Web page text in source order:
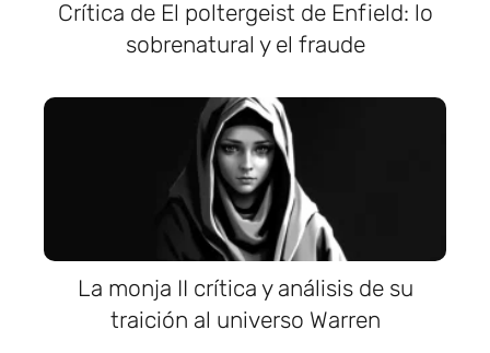
Crítica de El poltergeist de Enfield: lo
sobrenatural y el fraude
La monja II crítica y análisis de su
traición al universo Warren